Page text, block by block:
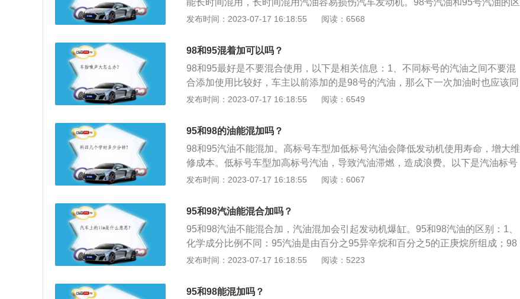
油，可以查阅汽车使用说明书或者查看油箱盖上标注的燃油标号。
异辛烷和2%的正庚烷混合物相等的汽油。98号汽油的优点是“两高两低”，即抗爆
性和动力性更高，而汽油中的有害物质和尾气污染更低。95号汽油抗爆性强，在
影响。汽油标号也正是代表着燃油的抗爆性，标号越大，表示抗爆性越好。抗爆
性就是指汽油在发动机内燃烧时抵抗爆震的能力，它是汽油燃烧功能的首要指
标，爆震是汽油在发动机内燃烧不正常引起的。辛烷值正是汽油抗爆震的目标，
低的汽油，则更容易产生爆震。
能长时间混用，长时间混用汽油容易损伤汽车发动机。98号汽油和95号汽油的区
别：1、辛烷值不同：98号汽油是百分之九十八的异辛烷和百分之二的正庚烷混
油。2、抗爆震燃烧能力不同：98号汽油抗爆性和动力性更高；95号汽油抗爆震
发布时间：2023-07-17 16:18:55 阅读：6568
98和95混着加可以吗？
98和95最好是不要混合使用，以下是相关信息：1、不同标号的汽油之间不要混
合添加使用比较好，车主以前添加的是98号的汽油，那么下一次加油时也应该同
样添加98号的汽油。2、如果是特殊情况，添加一次95号的汽油问题不大，但长
主是想要更换使用的汽油标号，最好是将汽车油箱内的汽油用到油表灯亮了之后
发布时间：2023-07-17 16:18:55 阅读：6549
95和98的油能混加吗？
98和95汽油不能混加。高标号车型加低标号汽油会降低发动机使用寿命，增大维
修成本。低标号车型加高标号汽油，导致汽油滞燃，造成浪费。以下是汽油标号
的扩展资料：1、汽油标号代表汽油辛烷值，95号汽油异辛烷比例约占95%，正
示汽油抗爆性越好。以此类推，98号汽油抗爆性更好。2、98号汽油不适合所有
汽车。油箱盖标注“请加95号以上车用汽油”的车辆可加注98号汽油。
发布时间：2023-07-17 16:18:55 阅读：6067
95和98汽油能混合加吗？
95和98汽油不能混合加，汽油混加会引起发动机爆缸。95和98汽油的区别：1、
化学成分比例不同：95汽油是由百分之95异辛烷和百分之5的正庚烷所组成；98
汽油是百分之98异辛烷和百分之2的正庚烷所组成。2、抗爆性不同：95汽油抗爆
性、可燃性的烃类混合物液体，用作燃料。汽油重要的特性为蒸发性、安定性、
发布时间：2023-07-17 16:18:55 阅读：5223
95和98能混加吗？